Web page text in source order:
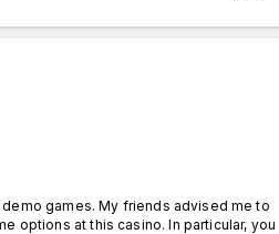
games. My friends advised me to
options at this casino. In particular, you